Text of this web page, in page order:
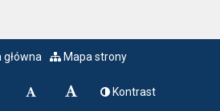
Mapa strony
Kontrast